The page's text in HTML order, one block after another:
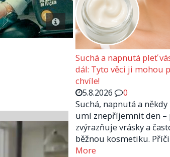
Suchá a napnutá pleť
dál: Tyto věci ji mohou
chvíle!
5.8.2026
0
Suchá, napnutá a
umí znepříjemnit den –
zvýrazňuje vrásky a
běžnou kosmetiku.
More